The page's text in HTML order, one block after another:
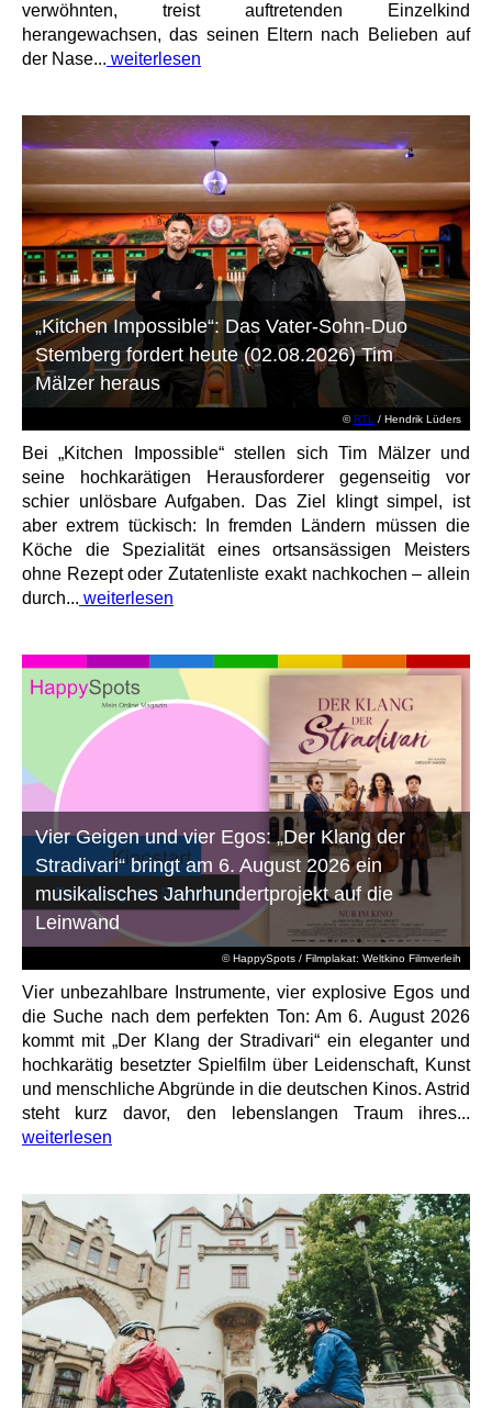
verwöhnten, treist auftretenden Einzelkind
herangewachsen, das seinen Eltern nach Belieben auf
der Nase... weiterlesen
©RTL / Hendrik Lüders
„Kitchen Impossible“: Das Vater-Sohn-Duo
Stemberg fordert heute (02.08.2026) Tim
Mälzer heraus
Bei „Kitchen Impossible“ stellen sich Tim Mälzer und
seine hochkarätigen Herausforderer gegenseitig vor
schier unlösbare Aufgaben. Das Ziel klingt simpel, ist
aber extrem tückisch: In fremden Ländern müssen die
Köche die Spezialität eines ortsansässigen Meisters
ohne Rezept oder Zutatenliste exakt nachkochen – allein
durch... weiterlesen
© HappySpots / Filmplakat: Weltkino Filmverleih
Vier Geigen und vier Egos: „Der Klang der
Stradivari“ bringt am 6. August 2026 ein
musikalisches Jahrhundertprojekt auf die
Leinwand
Vier unbezahlbare Instrumente, vier explosive Egos und
die Suche nach dem perfekten Ton: Am 6. August 2026
kommt mit „Der Klang der Stradivari“ ein eleganter und
hochkarätig besetzter Spielfilm über Leidenschaft, Kunst
und menschliche Abgründe in die deutschen Kinos. Astrid
steht kurz davor, den lebenslangen Traum ihres...
weiterlesen